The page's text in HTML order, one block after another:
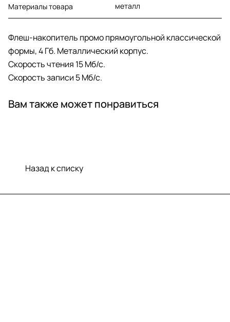
Материалы товара металл
Флеш-накопитель промо прямоугольной классической
формы, 4 Гб. Металлический корпус.
Скорость чтения 15 Мб/с.
Скорость записи 5 Мб/с.
Вам также может понравиться
Назад к списку